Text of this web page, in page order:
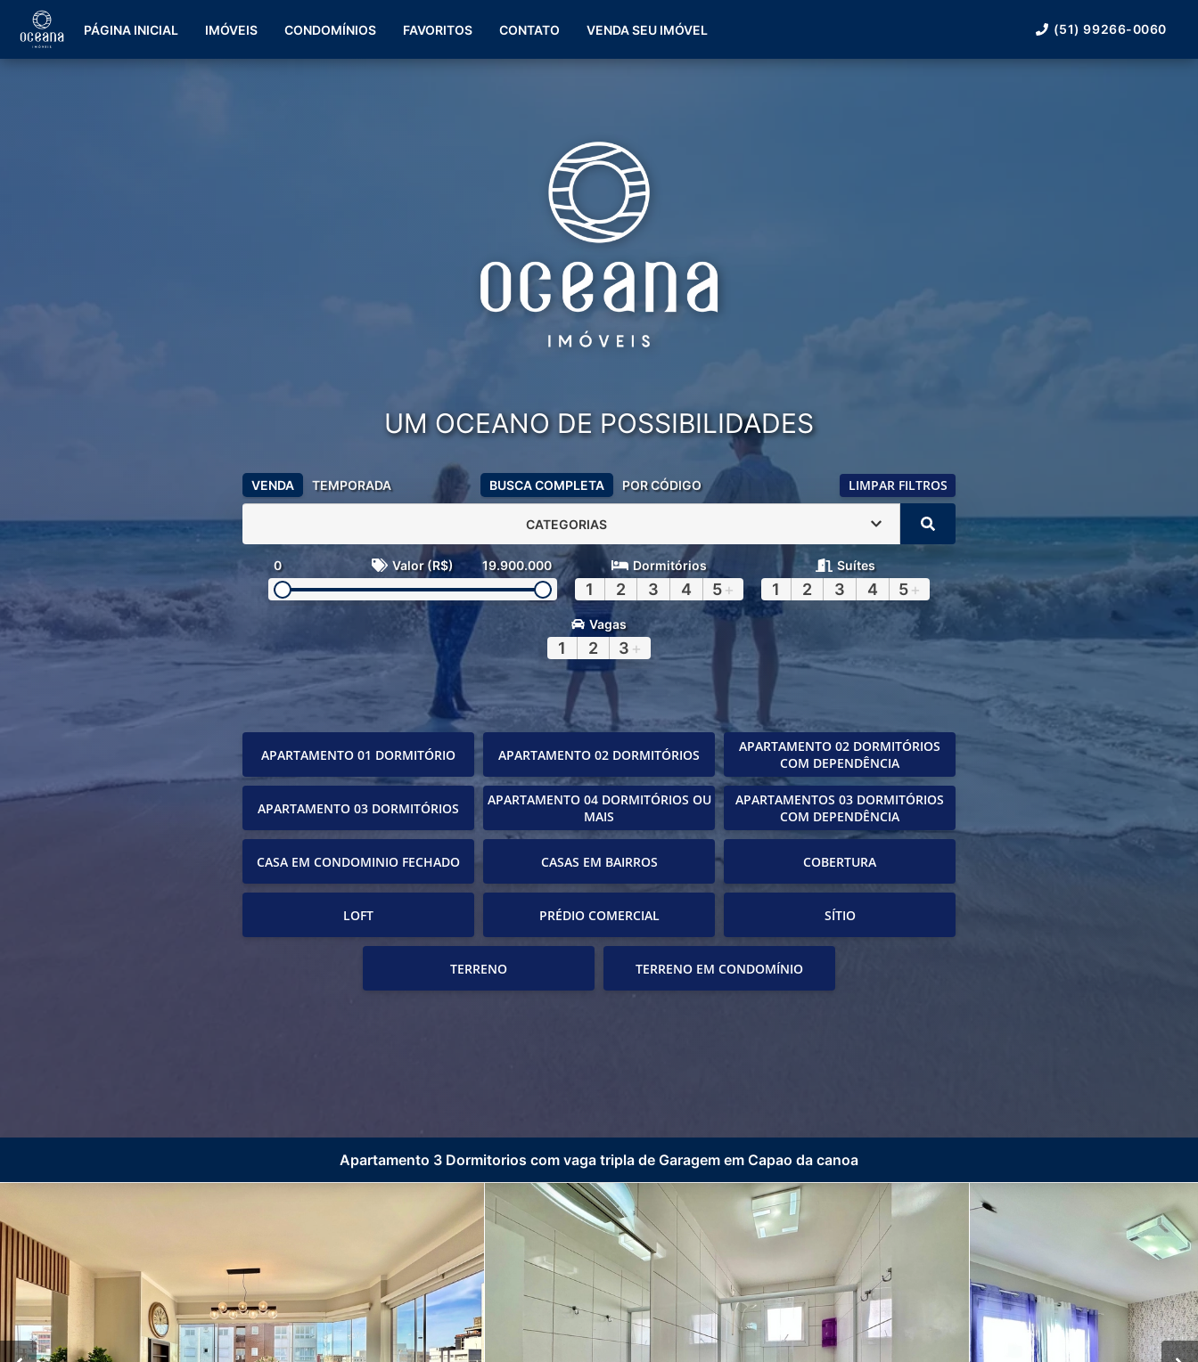
(51) 99266-0060
PÁGINA INICIAL IMÓVEIS CONDOMÍNIOS FAVORITOS CONTATO VENDA SEU IMÓVEL (51) 99266-0060
UM OCEANO DE POSSIBILIDADES
VENDA TEMPORADA BUSCA COMPLETA POR CÓDIGO LIMPAR FILTROS
CATEGORIAS
0 Valor (R$) 19.900.000 Dormitórios
1 2 3 4 5+
Suítes
1 2 3 4 5+
Vagas
1 2 3 +
APARTAMENTO 01 DORMITÓRIO APARTAMENTO 02 DORMITÓRIOS
APARTAMENTO 02 DORMITÓRIOS
COM DEPENDÊNCIA
APARTAMENTO 03 DORMITÓRIOS
APARTAMENTO 04 DORMITÓRIOS OU
MAIS
APARTAMENTOS 03 DORMITÓRIOS
COM DEPENDÊNCIA
CASA EM CONDOMINIO FECHADO CASAS EM BAIRROS COBERTURA
LOFT PRÉDIO COMERCIAL SÍTIO
TERRENO TERRENO EM CONDOMÍNIO
Apartamento 3 Dormitorios com vaga tripla de Garagem em Capao da canoa